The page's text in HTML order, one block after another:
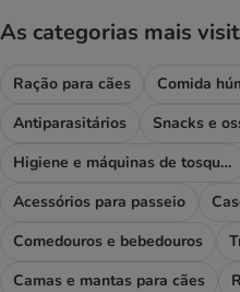
As categorias mais
Ração para cães Comida
Antiparasitários
Snacks e
Higiene e máquinas de tosquiar
Acessórios para passeio
Comedouros e bebedouros
Camas e mantas para cães